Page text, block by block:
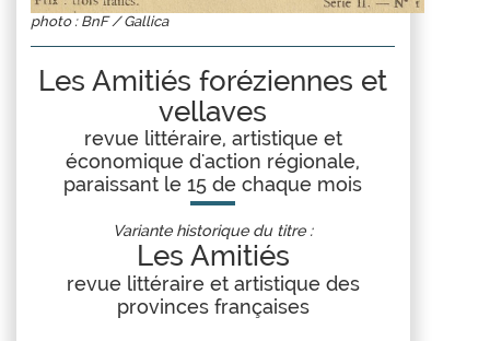
photo : BnF / Gallica
Les Amitiés foréziennes et
vellaves
revue littéraire, artistique et
économique d'action régionale,
paraissant le 15 de chaque mois
Variante historique du titre :
Les Amitiés
revue littéraire et artistique des
provinces françaises